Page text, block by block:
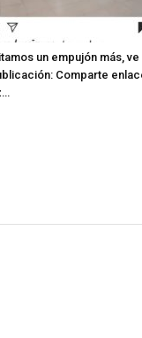
un empujón más, ve
Comparte